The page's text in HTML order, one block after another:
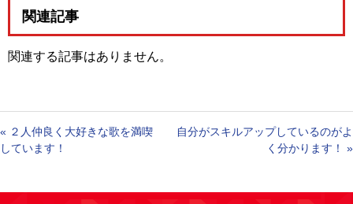
関連記事
関連する記事はありません。
« ２人仲良く大好きな歌を満喫
しています！
自分がスキルアップしているのがよ
く分かります！
»